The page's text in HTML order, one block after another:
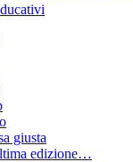
giusta
edizione…